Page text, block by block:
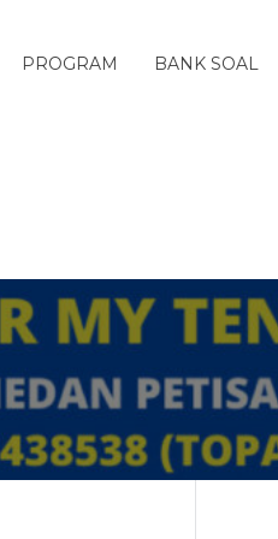
PROGRAM BANK SOAL